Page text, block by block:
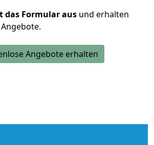
das Formular aus und erhalten
Angebote erhalten